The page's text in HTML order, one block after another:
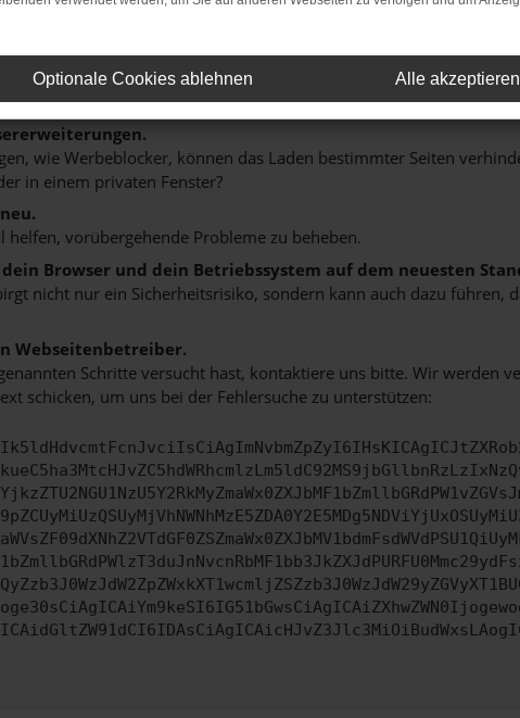
aufgetreten.
und deine Internetverbindung.
zum Beispiel deine Suchmaschine?
wie Werbeblocker, können das Laden bestimmter Seiten
in einem privaten Fenster?
helfen, vorübergehende Probleme zu beheben.
dein Browser und dein Betriebssystem auf dem neuesten
nicht nur ein Sicherheitsrisiko, sondern kann auch dazu führen,
Webseitenbetreiber.
Schritte versucht hast, kontaktiere uns bitte. Wir werden
schicken, um uns bei der Fehlersuche zu unterstützen:
Optionale Cookies ablehnen Alle akzeptieren